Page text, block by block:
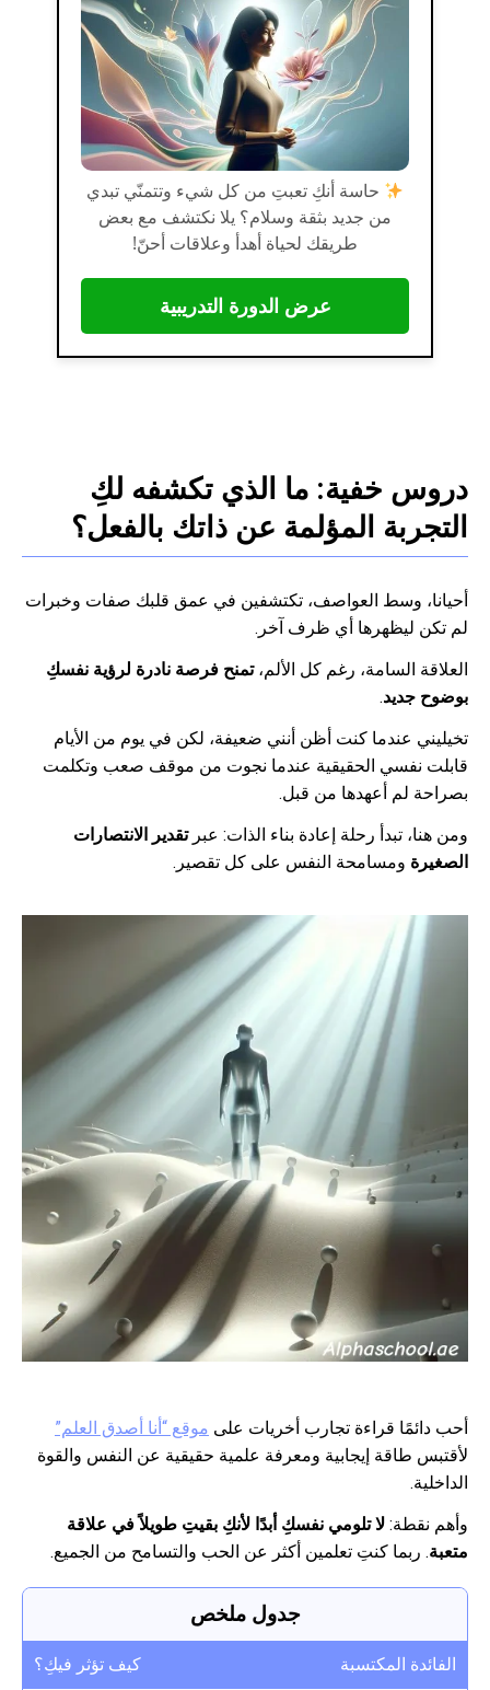
حاسة أنكِ تعبتِ من كل شيء وتتمنّي تبدي
من جديد بثقة وسلام؟ يلا نكتشف مع بعض
طريقك لحياة أهدأ وعلاقات أحنّ!
عرض الدورة التدريبية
دروس خفية: ما الذي تكشفه لكِ
التجربة المؤلمة عن ذاتك بالفعل؟
أحيانا، وسط العواصف، تكتشفين في عمق قلبك صفات وخبرات
لم تكن ليظهرها أي ظرف آخر.
العلاقة السامة، رغم كل الألم،تمنح فرصة نادرة لرؤية نفسكِ
بوضوح جديد.
تخيليني عندما كنت أظن أنني ضعيفة، لكن في يوم من الأيام
قابلت نفسي الحقيقية عندما نجوت من موقف صعب وتكلمت
بصراحة لم أعهدها من قبل.
ومن هنا، تبدأ رحلة إعادة بناء الذات: عبرتقدير الانتصارات
الصغيرة ومسامحة النفس على كل تقصير.
أحب دائمًا قراءة تجارب أخريات على موقع “أنا أصدق العلم”
لأقتبس طاقة إيجابية ومعرفة علمية حقيقية عن النفس والقوة
الداخلية.
وأهم نقطة: لا تلومي نفسكِ أبدًا لأنكِ بقيتِ طويلاً في علاقة
متعبة. ربما كنتِ تعلمين أكثر عن الحب والتسامح من الجميع.
جدول ملخص
الفائدة المكتسبة كيف تؤثر فيكِ؟